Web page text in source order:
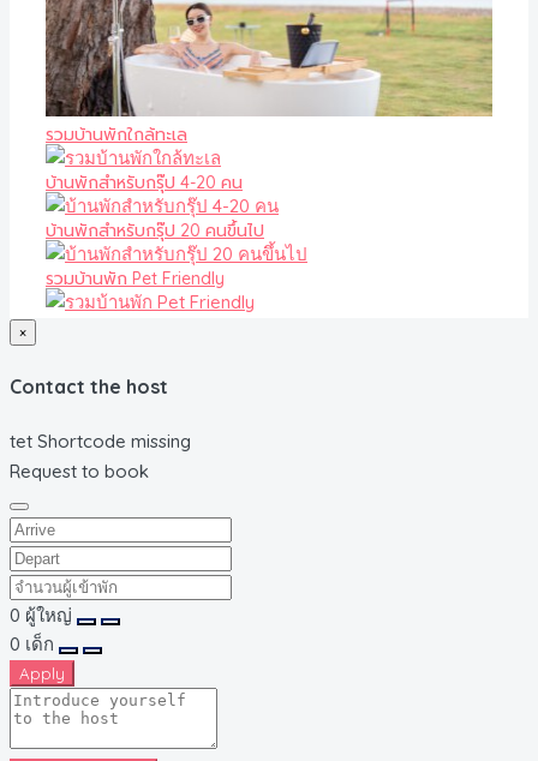
รวมบ้านพักใกล้ทะเล
บ้านพักสำหรับกรุ๊ป 4-20 คน
บ้านพักสำหรับกรุ๊ป 20 คนขึ้นไป
รวมบ้านพัก Pet Friendly
×
Contact the host
tet Shortcode missing
Request to book
0 ผู้ใหญ่
0 เด็ก
Apply